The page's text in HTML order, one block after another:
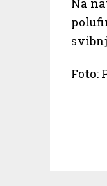
Foto: